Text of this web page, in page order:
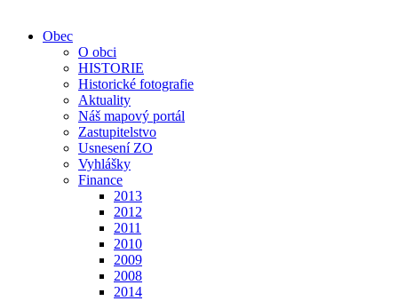
Obec
O obci
HISTORIE
Historické fotografie
Aktuality
Náš mapový portál
Zastupitelstvo
Usnesení ZO
Vyhlášky
Finance
2013
2012
2011
2010
2009
2008
2014